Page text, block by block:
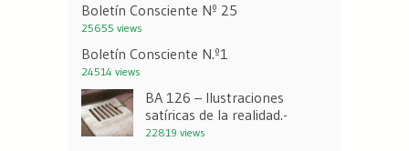
Boletín Consciente Nº 25
25655 views
Boletín Consciente N.º1
24514 views
BA 126 – Ilustraciones
satíricas de la realidad.-
22819 views